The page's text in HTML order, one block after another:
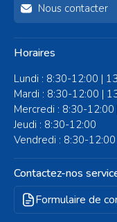
Nous contacter
Horaires
Lundi : 8:30-12:00 |
Mardi : 8:30-12:00 |
Mercredi : 8:30-
Jeudi : 8:30-12:00
Vendredi : 8:30-
Contactez-nos
Formulaire de